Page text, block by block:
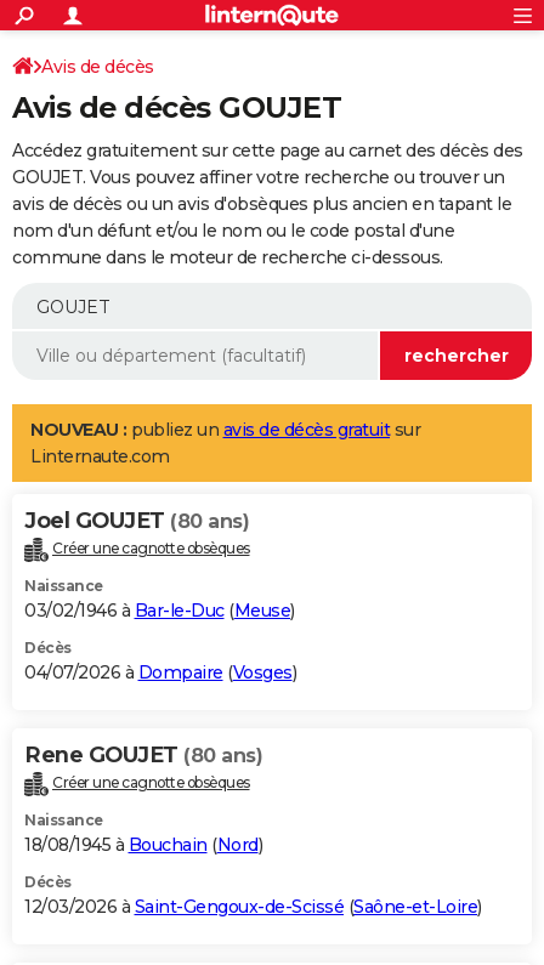
ACTUALITÉS
Politique
Société
Faits Divers
Education
Monde
Villes
+
SPORT
Coupe du monde 2026
Football
Tennis
Cyclisme
Rugby
Forum
Programme TV
TNT
Streaming
Cinéma
Sorties cinéma
Musique
+
FINANCE
Retraite
Epargne
Immobilier
Risques naturels par ville
Banque
Assurance
AUTO
Essais
Réserver un essai
Citadines
Berlines
SUV
Forum auto
+
Mobiles
Meilleur smartphone
Internet
Ordinateurs
Jeux vidéo
Guide high-tech
Aménagement intérieur
LIFESTYLE
Art de vivre
Bien-être
Loisirs
Mode
Modes de vie
Alimentation
Guide de la santé
Maladies
Médicaments
Sommeil
VOYAGE
Destinations
City break
Voyage nature
Voyage de noces
Forum
Climat
+PHOTO
GUIDES D'ACHAT
BONS PLANS
Carte de Noël
Carte Bonne année
Carte Saint-Valentin
Carte Pâques
Carte d'anniversaire
DICTIONNAIRE
Dictionnaire
Biographies
Citations
Expressions
Proverbes
PROGRAMME TV
S'inscrire
Se connecter
Lycées
Collèges
Primaires
Universités
Entreprises
Service militaire
Avis de recherche
AVIS DE DÉCÈS
Avis de décès
Avis de décès GOUJET
Accédez gratuitement sur cette page au carnet des décès des
GOUJET. Vous pouvez affiner votre recherche ou trouver un
avis de décès ou un avis d'obsèques plus ancien en tapant le
nom d'un défunt et/ou le nom ou le code postal d'une
commune dans le moteur de recherche ci-dessous.
NOUVEAU : publiez un avis de décès gratuitsur
Linternaute.com
Joel GOUJET (80 ans)
Créer une cagnotte obsèques
Naissance
03/02/1946 à Bar-le-Duc(Meuse)
Décès
04/07/2026 à Dompaire (Vosges)
Rene GOUJET (80 ans)
Créer une cagnotte obsèques
Naissance
18/08/1945 à Bouchain (Nord)
Décès
12/03/2026 à Saint-Gengoux-de-Scissé (Saône-et-Loire)